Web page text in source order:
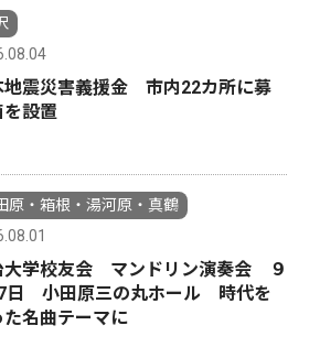
地震災害義援金 市内22カ所に募
を設置
原・箱根・湯河原・真鶴
大学校友会 マンドリン演奏会 ９
日 小田原三の丸ホール 時代を
た名曲テーマに